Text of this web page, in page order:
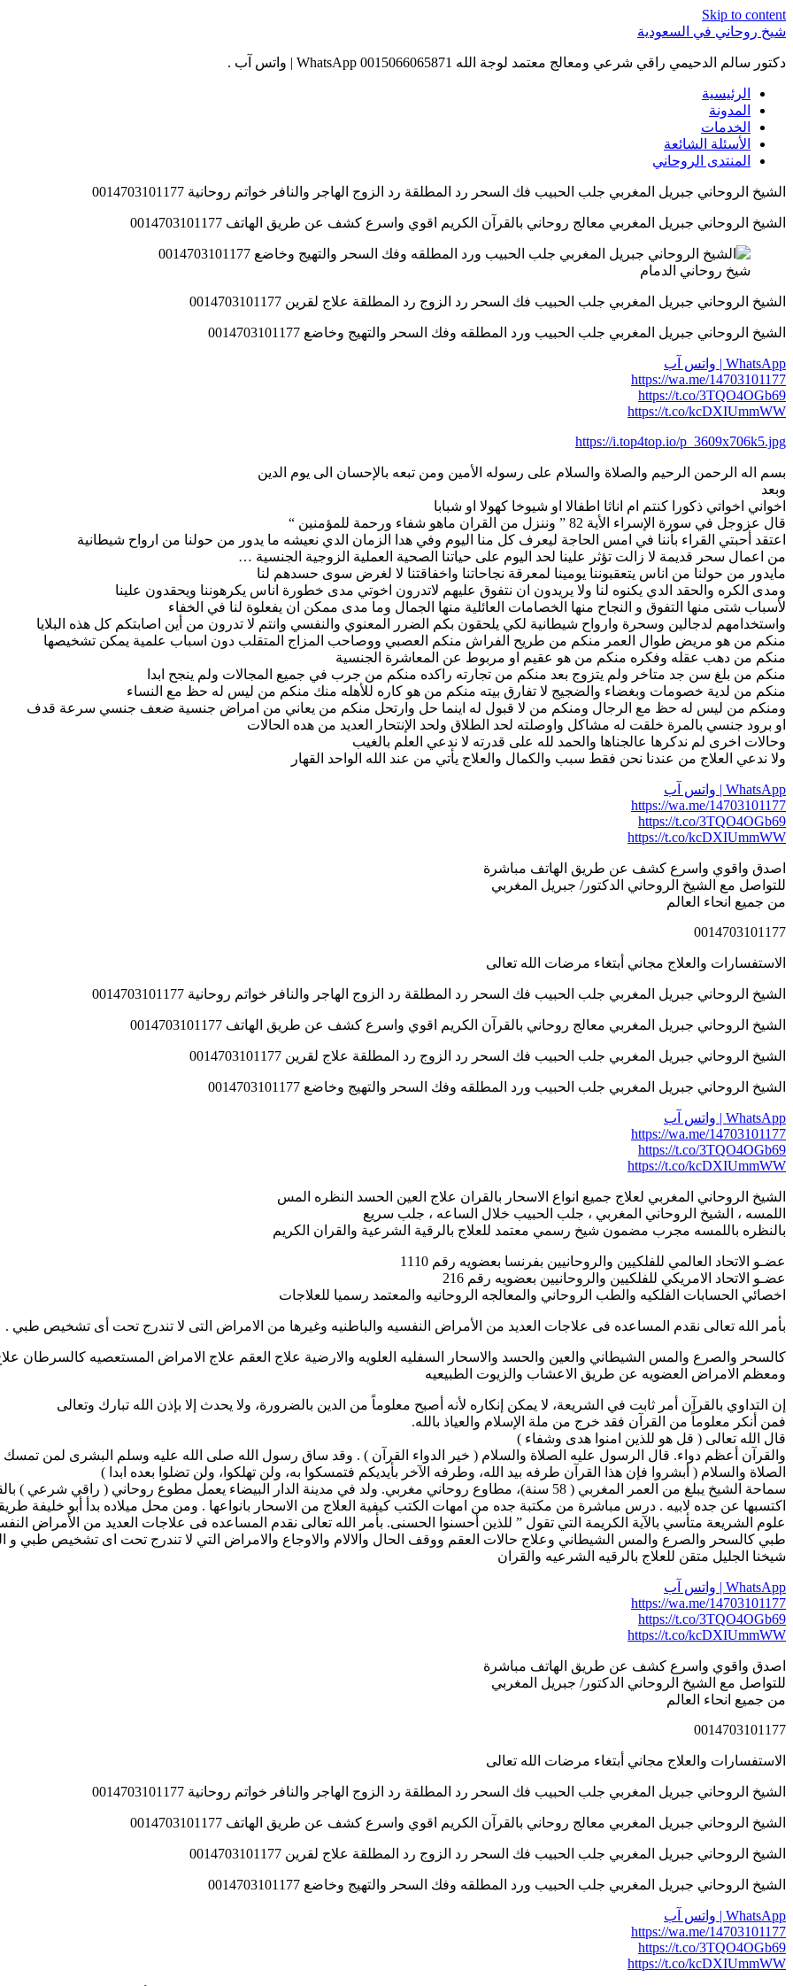
Skip to content
شيخ روحاني في السعودية
دكتور سالم الدحيمي راقي شرعي ومعالج معتمد لوجة الله 0015066065871 WhatsApp | واتس آب .
الرئيسية
المدونة
الخدمات
الأسئلة الشائعة
المنتدى الروحاني
الشيخ الروحاني جبريل المغربي جلب الحبيب فك السحر رد المطلقة رد الزوج الهاجر والنافر خواتم روحانية 0014703101177
الشيخ الروحاني جبريل المغربي معالج روحاني بالقرآن الكريم اقوي واسرع كشف عن طريق الهاتف 0014703101177
شيخ روحاني الدمام
الشيخ الروحاني جبريل المغربي جلب الحبيب فك السحر رد الزوج رد المطلقة علاج لقرين 0014703101177
الشيخ الروحاني جبريل المغربي جلب الحبيب ورد المطلقه وفك السحر والتهيج وخاضع 0014703101177
WhatsApp | واتس آب
https://wa.me/14703101177
https://t.co/3TQO4OGb69
https://t.co/kcDXIUmmWW
https://i.top4top.io/p_3609x706k5.jpg
بسم اله الرحمن الرحيم والصلاة والسلام على رسوله الأمين ومن تبعه بالإحسان الى يوم الدين
وبعد
اخواني اخواتي ذكورا كنتم ام اناثا اطفالا او شيوخا كهولا او شبابا
قال عزوجل في سورة الإسراء الأية 82 ” وننزل من القران ماهو شفاء ورحمة للمؤمنين “
اعتقد أحبتي القراء بأننا في امس الحاجة ليعرف كل منا اليوم وفي هدا الزمان الدي نعيشه ما يدور من حولنا من ارواح شيطانية
من اعمال سحر قديمة لا زالت تؤثر علينا لحد اليوم على حياتنا الصحية العملية الزوجية الجنسية …
مايدور من حولنا من اناس يتعقبوننا يومينا لمعرقة نجاحاتنا واخفاقتنا لا لغرض سوى حسدهم لنا
ومدى الكره والحقد الدي يكنوه لنا ولا يريدون ان نتفوق عليهم لاتدرون اخوتي مدى خطورة اناس يكرهوننا ويحقدون علينا
لأسباب شتى منها التفوق و النجاح منها الخصامات العائلية منها الجمال وما مدى ممكن ان يفعلوة لنا في الخفاء
واستخدامهم لدجالين وسحرة وارواح شيطانية لكي يلحقون بكم الضرر المعنوي والنفسي وانتم لا تدرون من أين اصابتكم كل هذه البلايا
منكم من هو مريض طوال العمر منكم من طريح الفراش منكم العصبي ووصاحب المزاج المتقلب دون اسباب علمية يمكن تشخيصها
منكم من دهب عقله وفكره منكم من هو عقيم او مربوط عن المعاشرة الجنسية
منكم من بلغ سن جد متاخر ولم يتزوج بعد منكم من تجارته راكده منكم من جرب في جميع المجالات ولم ينجح ابدا
منكم من لدية خصومات وبغضاء والضجيج لا تفارق بيته منكم من هو كاره للأهله منك منكم من ليس له حظ مع النساء
ومنكم من ليس له حظ مع الرجال ومنكم من لا قبول له اينما حل وارتحل منكم من يعاني من امراض جنسية ضعف جنسي سرعة قدف
او برود جنسي بالمرة خلقت له مشاكل واوصلته لحد الطلاق ولحد الإنتحار العديد من هده الحالات
وحالات اخرى لم ندكرها عالجناها والحمد لله على قدرته لا ندعي العلم بالغيب
ولا ندعي العلاج من عندنا نحن فقط سبب والكمال والعلاج يأتي من عند الله الواحد القهار
WhatsApp | واتس آب
https://wa.me/14703101177
https://t.co/3TQO4OGb69
https://t.co/kcDXIUmmWW
اصدق واقوي واسرع كشف عن طريق الهاتف مباشرة
للتواصل مع الشيخ الروحاني الدكتور/ جبريل المغربي
من جميع انحاء العالم
0014703101177
الاستفسارات والعلاج مجاني أبتغاء مرضات الله تعالى
الشيخ الروحاني جبريل المغربي جلب الحبيب فك السحر رد المطلقة رد الزوج الهاجر والنافر خواتم روحانية 0014703101177
الشيخ الروحاني جبريل المغربي معالج روحاني بالقرآن الكريم اقوي واسرع كشف عن طريق الهاتف 0014703101177
الشيخ الروحاني جبريل المغربي جلب الحبيب فك السحر رد الزوج رد المطلقة علاج لقرين 0014703101177
الشيخ الروحاني جبريل المغربي جلب الحبيب ورد المطلقه وفك السحر والتهيج وخاضع 0014703101177
WhatsApp | واتس آب
https://wa.me/14703101177
https://t.co/3TQO4OGb69
https://t.co/kcDXIUmmWW
الشيخ الروحاني المغربي لعلاج جميع انواع الاسحار بالقران علاج العين الحسد النظره المس
اللمسه ، الشيخ الروحاني المغربي ، جلب الحبيب خلال الساعه ، جلب سريع
بالنظره باللمسه مجرب مضمون شيخ رسمي معتمد للعلاج بالرقية الشرعية والقران الكريم
عضـو الاتحاد العالمي للفلكيين والروحانيين بفرنسا بعضويه رقم 1110
عضـو الاتحاد الامريكي للفلكيين والروحانيين بعضويه رقم 216
اخصائي الحسابات الفلكيه والطب الروحاني والمعالجه الروحانيه والمعتمد رسميا للعلاجات
بأمر الله تعالى نقدم المساعده فى علاجات العديد من الأمراض النفسيه والباطنيه وغيرها من الامراض التى لا تندرج تحت أى تشخيص طبي .
كالسحر والصرع والمس الشيطاني والعين والحسد والاسحار السفليه العلويه والارضية علاج العقم علاج الامراض المستعصيه كالسرطان
ومعظم الامراض العضويه عن طريق الاعشاب والزيوت الطبيعيه
إن التداوي بالقرآن أمر ثابت في الشريعة، لا يمكن إنكاره لأنه أصبح معلوماً من الدين بالضرورة، ولا يحدث إلا بإذن الله تبارك وتعالى
فمن أنكر معلوماً من القرآن فقد خرج من ملة الإسلام والعياذ بالله.
قال الله تعالى ( قل هو للذين امنوا هدى وشفاء )
والقرآن أعظم دواء. قال الرسول عليه الصلاة والسلام ( خير الدواء القرآن ) . وقد ساق رسول الله صلى الله عليه وسلم البشرى لمن تمسك
الصلاة والسلام ( أبشروا فإن هذا القرآن طرفه بيد الله، وطرفه الآخر بأيديكم فتمسكوا به، ولن تهلكوا، ولن تضلوا بعده ابدا )
سماحة الشيخ يبلغ من العمر المغربي ( 58 سنة)، مطاوع روحاني مغربي. ولد في مدينة الدار البيضاء يعمل مطوع روحاني ( راقي شرعي ) بالقران الكريم والرقية الشرعية
اكتسبها عن جده لابيه . درس مباشرة من مكتبة جده من امهات الكتب كيفية العلاج من الاسحار بانواعها . ومن محل ميلاده بدأ أبو خليفة
علوم الشريعة متأسي بالآية الكريمة التي تقول ” للذين أحسنوا الحسنى. بأمر الله تعالى نقدم المساعده فى علاجات العديد من الأمراض
طبي كالسحر والصرع والمس الشيطاني وعلاج حالات العقم ووقف الحال والالام والاوجاع والامراض التي لا تندرج تحت اى تشخيص طبي و
شيخنا الجليل متقن للعلاج بالرقيه الشرعيه والقران
WhatsApp | واتس آب
https://wa.me/14703101177
https://t.co/3TQO4OGb69
https://t.co/kcDXIUmmWW
اصدق واقوي واسرع كشف عن طريق الهاتف مباشرة
للتواصل مع الشيخ الروحاني الدكتور/ جبريل المغربي
من جميع انحاء العالم
0014703101177
الاستفسارات والعلاج مجاني أبتغاء مرضات الله تعالى
الشيخ الروحاني جبريل المغربي جلب الحبيب فك السحر رد المطلقة رد الزوج الهاجر والنافر خواتم روحانية 0014703101177
الشيخ الروحاني جبريل المغربي معالج روحاني بالقرآن الكريم اقوي واسرع كشف عن طريق الهاتف 0014703101177
الشيخ الروحاني جبريل المغربي جلب الحبيب فك السحر رد الزوج رد المطلقة علاج لقرين 0014703101177
الشيخ الروحاني جبريل المغربي جلب الحبيب ورد المطلقه وفك السحر والتهيج وخاضع 0014703101177
WhatsApp | واتس آب
https://wa.me/14703101177
https://t.co/3TQO4OGb69
https://t.co/kcDXIUmmWW